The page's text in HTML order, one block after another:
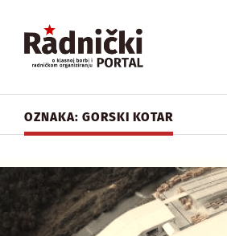
OZNAKA: GORSKI KOTAR